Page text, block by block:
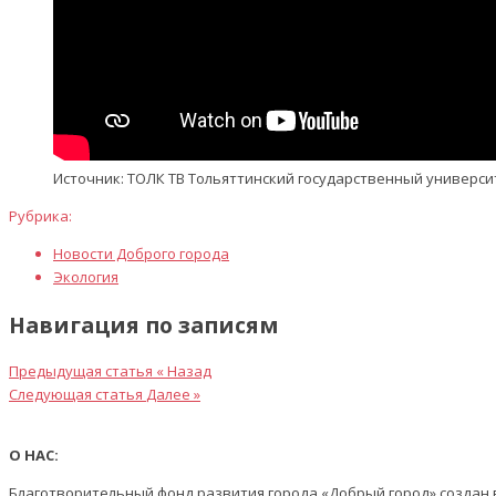
Источник: ТОЛК ТВ Тольяттинский государственный
Рубрика:
Новости Доброго города
Экология
Навигация по записям
Предыдущая статья « Назад
Следующая статья Далее »
О НАС: